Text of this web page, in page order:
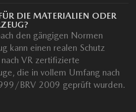
DIE MATERIALIEN ODER
den gängigen Normen
kann einen realen Schutz
VR zertifizierte
die in vollem Umfang nach
BRV 2009 geprüft wurden.